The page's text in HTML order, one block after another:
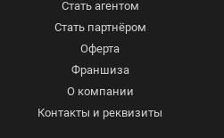
Стать агентом
Стать партнёром
Оферта
Франшиза
О компании
Контакты и реквизиты